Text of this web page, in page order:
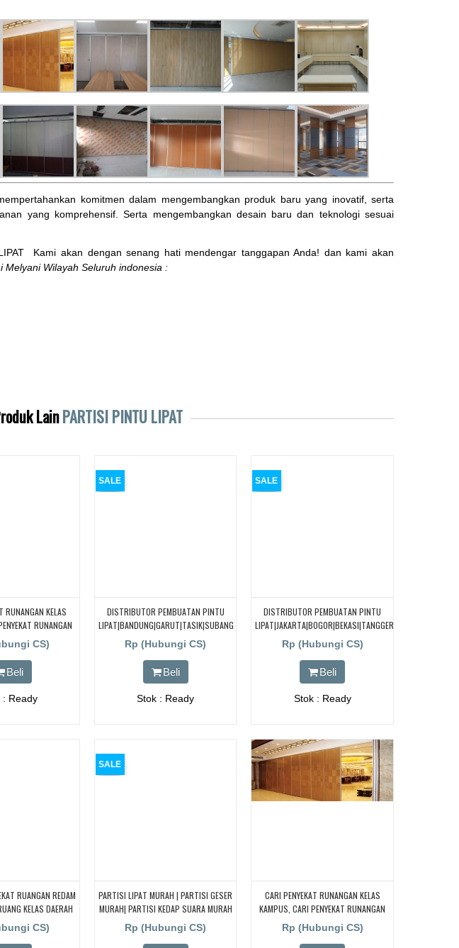
komitmen dalam mengembangkan produk baru yang inovatif, serta
yang komprehensif. Serta mengembangkan desain baru dan teknologi sesuai
Kami akan dengan senang hati mendengar tanggapan Anda! dan kami akan
Melyani Wilayah Seluruh indonesia :
LainPARTISI PINTU LIPAT
RUNANGAN KELAS
RUNANGAN
CARI PENYEKAT
BIMBEL DAERAH
JAYAPURA
CS)
Beli
: Ready
SALE
DISTRIBUTOR PEMBUATAN PINTU
LIPAT|BANDUNG|GARUT|TASIK|SUBANG
Rp (Hubungi CS)
Beli
Stok : Ready
SALE
DISTRIBUTOR PEMBUATAN PINTU
LIPAT|JAKARTA|BOGOR|BEKASI|TANGGERANG
Rp (Hubungi CS)
Beli
Stok : Ready
RUANGAN REDAM
KELAS DAERAH
BALI
CS)
SALE
PARTISI LIPAT MURAH | PARTISI GESER
MURAH| PARTISI KEDAP SUARA MURAH
| MELAYANI SELURUH INDONESIA
Rp (Hubungi CS)
CARI PENYEKAT RUNANGAN KELAS
KAMPUS, CARI PENYEKAT RUNANGAN
KELAS SEKOLAH, CARI PENYEKAT
RUNANGAN KELAS BIMBEL DAERAH
Rp (Hubungi CS)